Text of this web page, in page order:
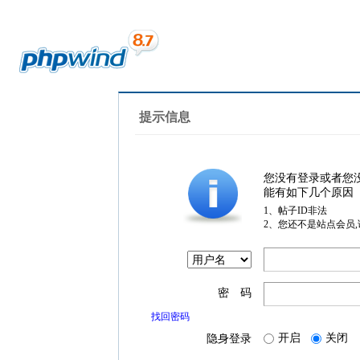
提示信息
您没有登录或者您
能有如下几个原因
1、帖子ID非法
2、您还不是站点会员
密 码
找回密码
隐身登录 开启 关闭